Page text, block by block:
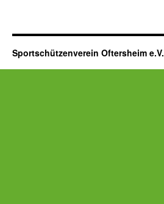
Sportschützenverein Oftersheim e.V.